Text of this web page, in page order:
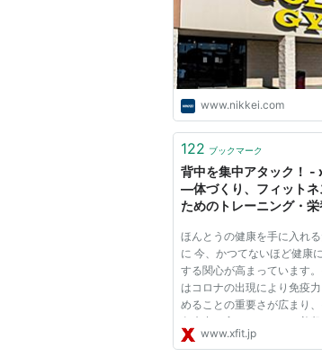
www.nikkei.com
122 ブックマーク
背中を集中アタック！ -
—体づくり、フィットネ
ためのトレーニング・栄
ほんとうの健康を手に入れ
に 今、かつてないほど健康
する関心が高まっています
はコロナの出現により免疫
めることの重要さが広まり、
免疫力を高めるためには普段
健康に気を使う必要があるこ
www.xfit.jp